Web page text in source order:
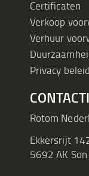
Certificaten
Verkoop
Verhuur
Privacy beleid
Rotom
Ekkersrijt
5692 AK Son